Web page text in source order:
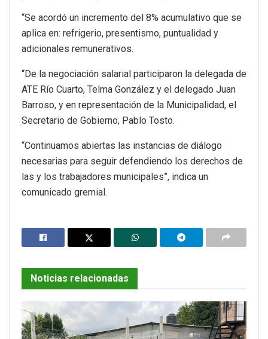
“Se acordó un incremento del 8% acumulativo que se
aplica en: refrigerio, presentismo, puntualidad y
adicionales remunerativos.
“De la negociación salarial participaron la delegada de
ATE Río Cuarto, Telma González y el delegado Juan
Barroso, y en representación de la Municipalidad, el
Secretario de Gobierno, Pablo Tosto.
“Continuamos abiertas las instancias de diálogo
necesarias para seguir defendiendo los derechos de
las y los trabajadores municipales”, indica un
comunicado gremial.
Noticias relacionadas